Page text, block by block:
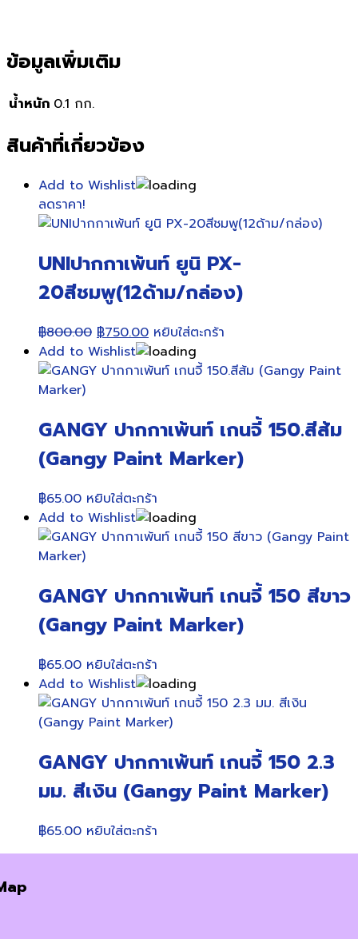
ข้อมูลเพิ่มเติม
น้ำหนัก 0.1 กก.
สินค้าที่เกี่ยวข้อง
Add to Wishlist
ลดราคา!
UNIปากกาเพ้นท์ ยูนิ PX-
20สีชมพู(12ด้าม/กล่อง)
฿800.00 Original
price
was:
฿750.00Current
price
is:
หยิบใส่ตะกร้า
Add to Wishlist
GANGY ปากกาเพ้นท์ เกนจี้ 150.สีส้ม
(Gangy Paint Marker)
฿65.00 หยิบใส่ตะกร้า
Add to Wishlist
GANGY ปากกาเพ้นท์ เกนจี้ 150 สีขาว
(Gangy Paint Marker)
฿65.00 หยิบใส่ตะกร้า
Add to Wishlist
GANGY ปากกาเพ้นท์ เกนจี้ 150 2.3
มม. สีเงิน (Gangy Paint Marker)
฿65.00 หยิบใส่ตะกร้า